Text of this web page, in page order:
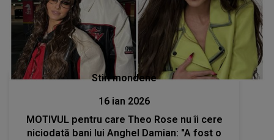
Stiri mondene
16 ian 2026
MOTIVUL pentru care Theo Rose nu îi cere
niciodată bani lui Anghel Damian: "A fost o